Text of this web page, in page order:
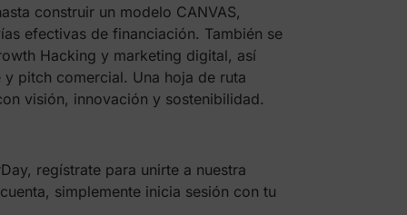
construir un modelo CANVAS,
efectivas de financiación. También se
Hacking y marketing digital, así
pitch comercial. Una hoja de ruta
visión, innovación y sostenibilidad.
regístrate para unirte a nuestra
simplemente inicia sesión con tu